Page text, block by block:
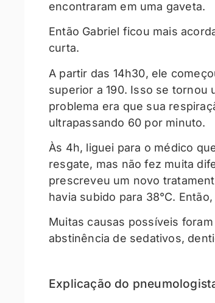
encontraram em uma gaveta.
Então Gabriel ficou mais
curta.
A partir das 14h30, ele
superior a 190. Isso se tornou
problema era que sua
ultrapassando 60 por minuto.
Às 4h, liguei para o médico
resgate, mas não fez muita
prescreveu um novo
havia subido para 38°C.
Muitas causas possíveis
abstinência de sedativos,
Explicação do